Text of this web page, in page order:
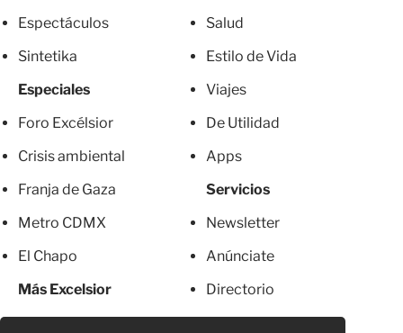
Espectáculos
Sintetika
Especiales
Foro Excélsior
Crisis ambiental
Franja de Gaza
Metro CDMX
El Chapo
Más Excelsior
Mujeres
Salud
Estilo de Vida
Viajes
De Utilidad
Apps
Servicios
Newsletter
Anúnciate
Directorio
Suscripciones